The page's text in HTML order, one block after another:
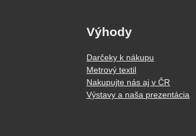
Výhody
Darčeky k nákupu
Metrový textil
Nakupujte nás aj v ČR
Výstavy a naša prezentácia